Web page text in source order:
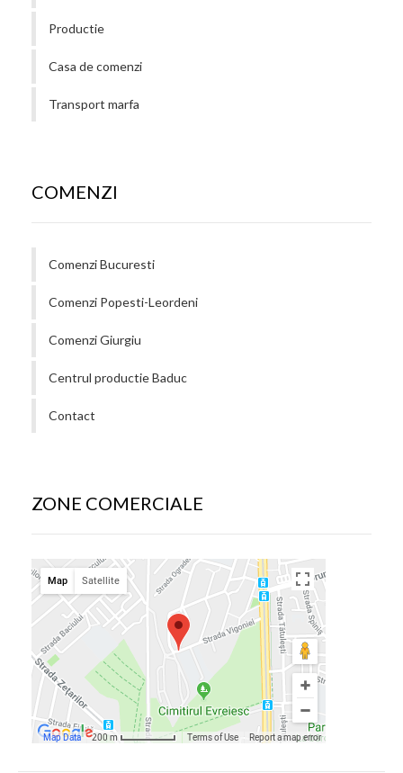
Productie
Casa de comenzi
Transport marfa
COMENZI
Comenzi Bucuresti
Comenzi Popesti-Leordeni
Comenzi Giurgiu
Centrul productie Baduc
Contact
ZONE COMERCIALE